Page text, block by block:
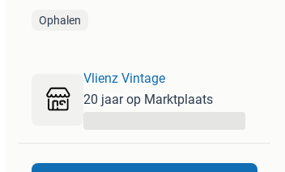
Ophalen
Vlienz Vintage
20 jaar op Marktplaats